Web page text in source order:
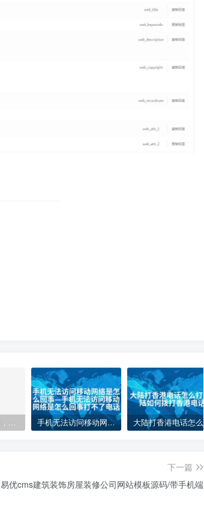
宝塔创建php站点，访问网站php代码不执行变成下载的解决方案 手机无法访问移动网络是怎么回事—手机无法访问移动网络是怎么回事打不了电话
下一篇
易优cms建筑装饰房屋装修公司网站模板源码/带手机端